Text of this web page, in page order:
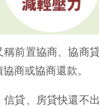
稱前置協商、協商
商或協商還款。
信貸、房貸快還不